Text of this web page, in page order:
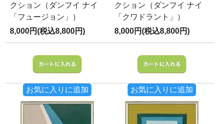
クション（ダンフイ ナイ
「フュージョン」）
8,000円(税込8,800円)
お気に入りに追加
クション（ダンフイ ナイ
「クワドラント」）
8,000円(税込8,800円)
お気に入りに追加